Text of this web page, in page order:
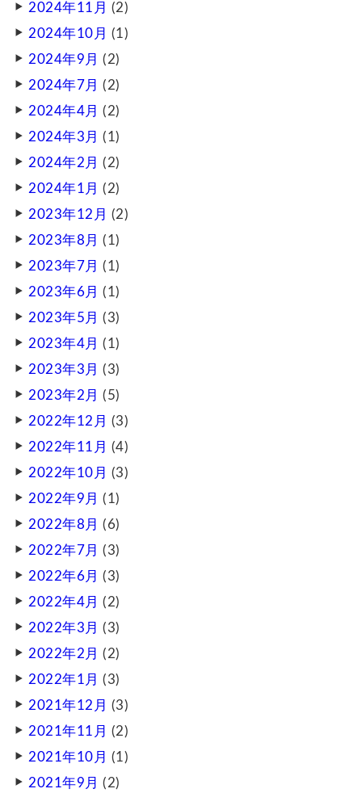
2024年11月 (2)
2024年10月 (1)
2024年9月 (2)
2024年7月 (2)
2024年4月 (2)
2024年3月 (1)
2024年2月 (2)
2024年1月 (2)
2023年12月 (2)
2023年8月 (1)
2023年7月 (1)
2023年6月 (1)
2023年5月 (3)
2023年4月 (1)
2023年3月 (3)
2023年2月 (5)
2022年12月 (3)
2022年11月 (4)
2022年10月 (3)
2022年9月 (1)
2022年8月 (6)
2022年7月 (3)
2022年6月 (3)
2022年4月 (2)
2022年3月 (3)
2022年2月 (2)
2022年1月 (3)
2021年12月 (3)
2021年11月 (2)
2021年10月 (1)
2021年9月 (2)